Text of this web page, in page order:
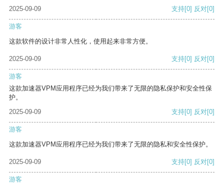
2025-09-09
支持[0] 反对[0]
游客
这款软件的设计非常人性化，使用起来非常方便。
2025-09-09 支持[0] 反对[0]
游客
这款加速器VPM应用程序已经为我们带来了无限的隐私保护和安全性保
护。
2025-09-09
支持[0] 反对[0]
游客
这款加速器VPM应用程序已经为我们带来了无限的隐私和安全性保护。
2025-09-09 支持[0] 反对[0]
游客